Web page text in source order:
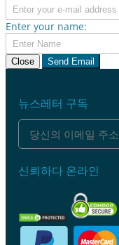
Enter your name:
Close Send Email
뉴스레터 구독
신뢰하다 온라인